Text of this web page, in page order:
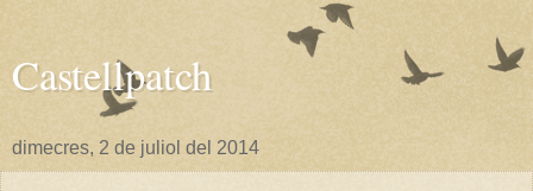
Castellpatch
dimecres, 2 de juliol del 2014